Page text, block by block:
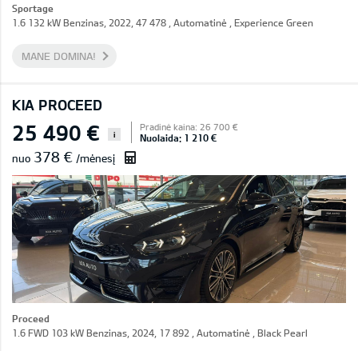
Sportage
1.6 132 kW Benzinas, 2022, 47 478 , Automatinė , Experience Green
MANE DOMINA!
KIA PROCEED
25 490 € i
Pradinė kaina: 26 700 €
Nuolaida: 1 210 €
nuo 378 € /mėnesį
Proceed
1.6 FWD 103 kW Benzinas, 2024, 17 892 , Automatinė , Black Pearl